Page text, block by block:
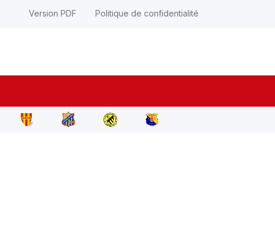
Version PDF Politique de confidentialité